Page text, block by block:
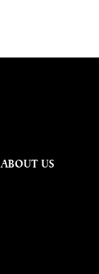
ABOUT US